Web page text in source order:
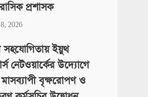
প্রশাসক
2026
সহযোগিতায় ইয়ুথ
নেটওয়ার্কের উদ্যোগে
বৃক্ষরোপণ ও